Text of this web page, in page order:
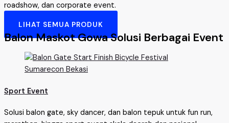
roadshow, dan corporate event.
LIHAT SEMUA PRODUK
Balon Maskot Gowa Solusi Berbagai Event
Sport Event
Solusi balon gate, sky dancer, dan balon tepuk untuk fun run,